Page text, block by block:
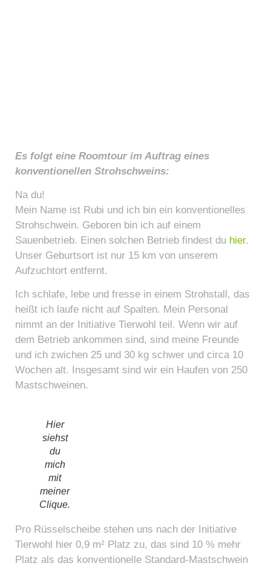
Es folgt eine Roomtour im Auftrag eines
konventionellen Strohschweins:
Na du!
Mein Name ist Rubi und ich bin ein konventionelles
Strohschwein. Geboren bin ich auf einem
Sauenbetrieb. Einen solchen Betrieb findest du hier.
Unser Geburtsort ist nur 15 km von unserem
Aufzuchtort entfernt.
Ich schlafe, lebe und fresse in einem Strohstall, das
heißt ich laufe nicht auf Spalten. Mein Personal
nimmt an der Initiative Tierwohl teil. Wenn wir auf
dem Betrieb ankommen sind, sind meine Freunde
und ich zwichen 25 und 30 kg schwer und circa 10
Wochen alt. Insgesamt sind wir ein Haufen von 250
Mastschweinen.
Hier
siehst
du
mich
mit
meiner
Clique.
Pro Rüsselscheibe stehen uns nach der Initiative
Tierwohl hier 0,9 m² Platz zu, das sind 10 % mehr
Platz als das konventionelle Standard-Mastschwein